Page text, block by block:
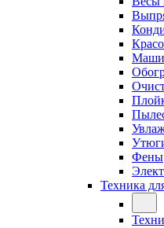
Фены
Техника